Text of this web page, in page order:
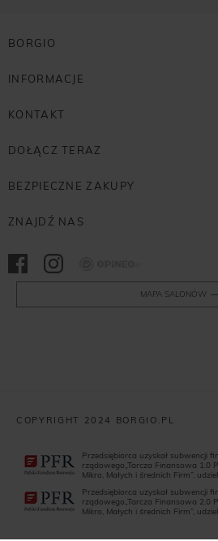
BORGIO
INFORMACJE
KONTAKT
DOŁĄCZ TERAZ
BEZPIECZNE ZAKUPY
ZNAJDŹ NAS
MAPA SALONÓW
COPYRIGHT 2024 BORGIO.PL
Przedsiębiorca uzyskał subwencji
rządowego„Tarcza Finansowa 1.0
Mikro, Małych i średnich Firm”,
Przedsiębiorca uzyskał subwencji
rządowego„Tarcza Finansowa 2.0
Mikro, Małych i średnich Firm”,